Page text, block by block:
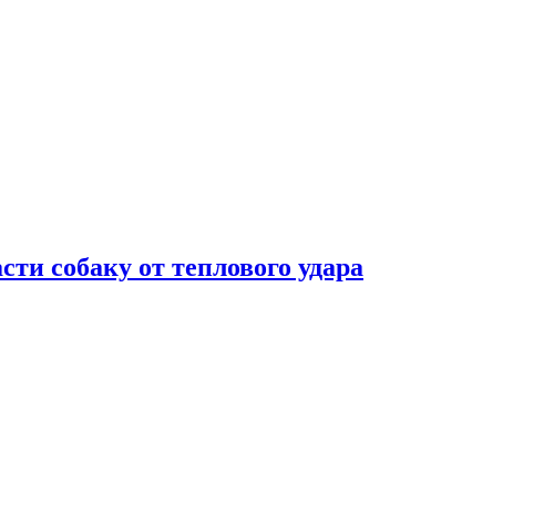
собаку от теплового удара